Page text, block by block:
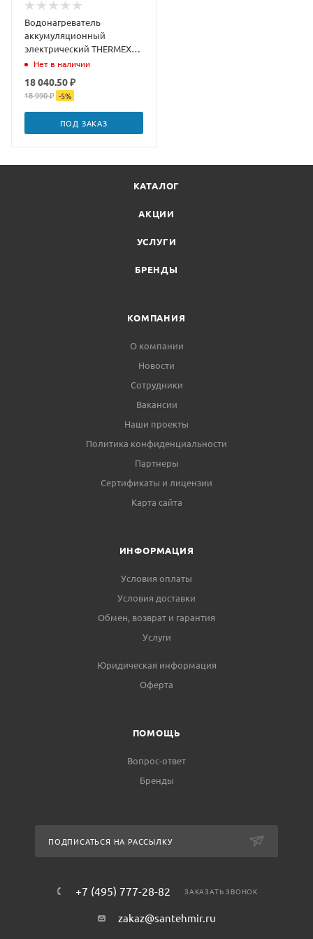
Водонагреватель
аккумуляционный
электрический THERMEX
Mirror 100 V
Нет в наличии
18 040.50 ₽
18 990 ₽ -5%
ПОД ЗАКАЗ
КАТАЛОГ
АКЦИИ
УСЛУГИ
БРЕНДЫ
КОМПАНИЯ
О компании
Новости
Сотрудники
Вакансии
Наши проекты
Политика конфиденциальности
Партнеры
Сертификаты и лицензии
Карта сайта
ИНФОРМАЦИЯ
Условия оплаты
Условия доставки
Обмен, возврат и гарантия
Услуги
Юридическая информация
Оферта
ПОМОЩЬ
Вопрос-ответ
Бренды
ПОДПИСАТЬСЯ НА РАССЫЛКУ
+7 (495) 777-28-82 ЗАКАЗАТЬ ЗВОНОК
zakaz@santehmir.ru